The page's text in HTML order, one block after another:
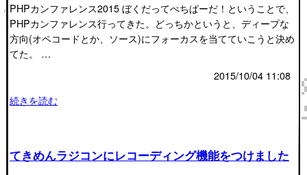
PHPカンファレンス2015 ぼくだってぺちぱーだ！ということで、
PHPカンファレンス行ってきた。どっちかというと、ディープな
方向(オペコードとか、ソース)にフォーカスを当てていこうと決め
てた。 …
2015/10/04 11:08
続きを読む
てきめんラジコンにレコーディング機能をつけました